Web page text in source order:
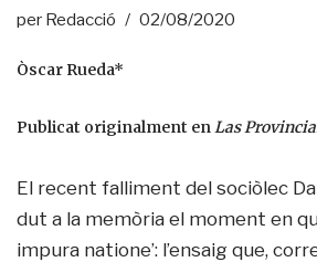
per Redacció 02/08/2020
Òscar Rueda*
Publicat originalment enLas
El recent falliment del sociòlec
dut a la memòria el moment en
impura natione’: l’ensaig que,